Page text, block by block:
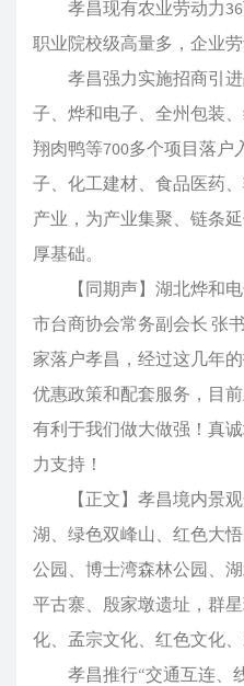
孝昌现有农业劳动力36
职业院校级高量多，企业劳
孝昌强力实施招商引进
子、烨和电子、全州包装
翔肉鸭等700多个项目落户
子、化工建材、食品医药
产业，为产业集聚、链条
厚基础。
【同期声】湖北烨和电
市台商协会常务副会长 张
家落户孝昌，经过这几年
优惠政策和配套服务，目
有利于我们做大做强！真
力支持！
【正文】孝昌境内景观
湖、绿色双峰山、红色大
公园、博士湾森林公园、
平古寨、殷家墩遗址，群
化、孟宗文化、红色文化、
孝昌推行“交通互连、线